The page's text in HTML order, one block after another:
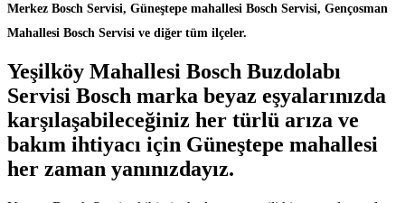
Merkez Bosch Servisi, Güneştepe mahallesi Bosch Servisi, Gençosman
Mahallesi Bosch Servisi ve diğer tüm ilçeler.
Yeşilköy Mahallesi Bosch Buzdolabı
Servisi Bosch marka beyaz eşyalarınızda
karşılaşabileceğiniz her türlü arıza ve
bakım ihtiyacı için Güneştepe mahallesi
her zaman yanınızdayız.